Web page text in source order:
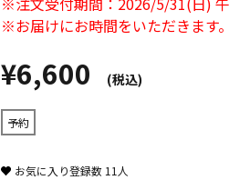
※お届けにお時間をいただきます
¥6,600 (税込)
予約
お気に入り登録数 11 人